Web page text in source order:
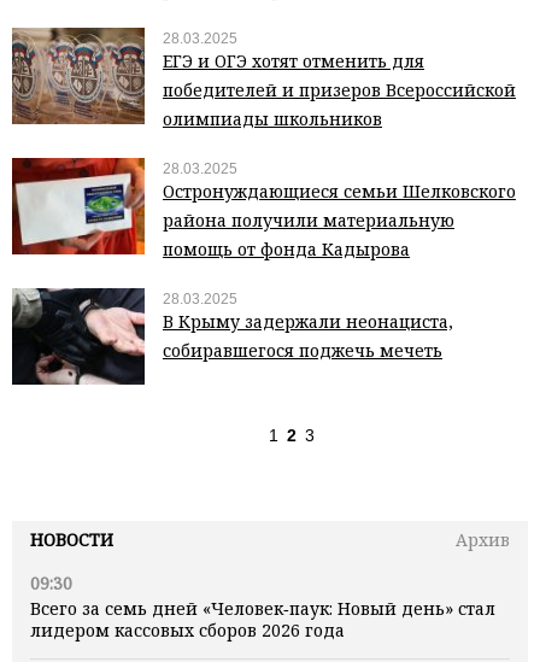
НОВОСТИ
Архив
09:30
Всего за семь дней «Человек‑паук: Новый день» стал
лидером кассовых сборов 2026 года
28.03.2025
ЕГЭ и ОГЭ хотят отменить для
победителей и призеров Всероссийской
олимпиады школьников
28.03.2025
Остронуждающиеся семьи Шелковского
района получили материальную
помощь от фонда Кадырова
28.03.2025
В Крыму задержали неонациста,
собиравшегося поджечь мечеть
1 2 3